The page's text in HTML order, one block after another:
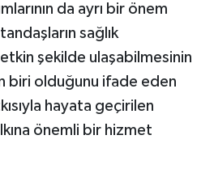
da ayrı bir önem
sağlık
şekilde ulaşabilmesinin
biri olduğunu ifade eden
hayata geçirilen
önemli bir hizmet